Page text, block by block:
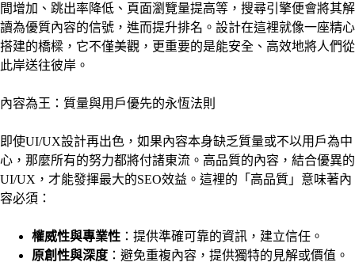
間增加、跳出率降低、頁面瀏覽量提高等，搜尋引擎便會將其解
讀為優質內容的信號，進而提升排名。設計在這裡就像一座精心
搭建的橋樑，它不僅美觀，更重要的是能安全、高效地將人們從
此岸送往彼岸。
內容為王：質量與用戶優先的永恆法則
即使UI/UX設計再出色，如果內容本身缺乏質量或不以用戶為中
心，那麼所有的努力都將付諸東流。高品質的內容，結合優異的
UI/UX，才能發揮最大的SEO效益。這裡的「高品質」意味著內
容必須：
權威性與專業性 ：提供準確可靠的資訊，建立信任。
原創性與深度 ：避免重複內容，提供獨特的見解或價值。